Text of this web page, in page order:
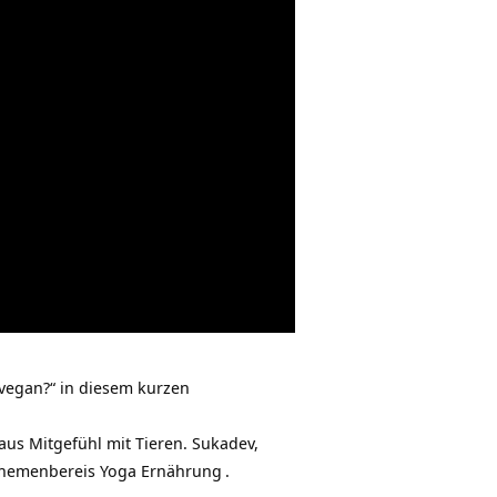
in diesem kurzen
Mitgefühl mit Tieren. Sukadev,
Yoga Ernährung .